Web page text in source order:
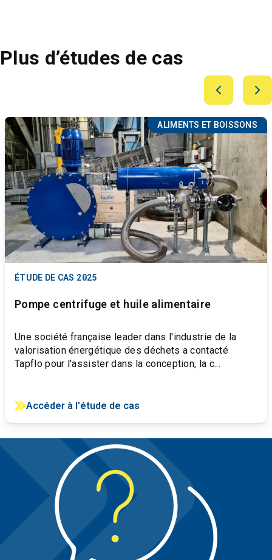
Plus d’études de cas
ALIMENTS ET BOISSONS
ÉTUDE DE CAS 2025
Pompe centrifuge et huile alimentaire
Une société française leader dans l'industrie de la
valorisation énergétique des déchets a contacté
Tapflo pour l'assister dans la conception, la c...
Accéder à l'étude de cas